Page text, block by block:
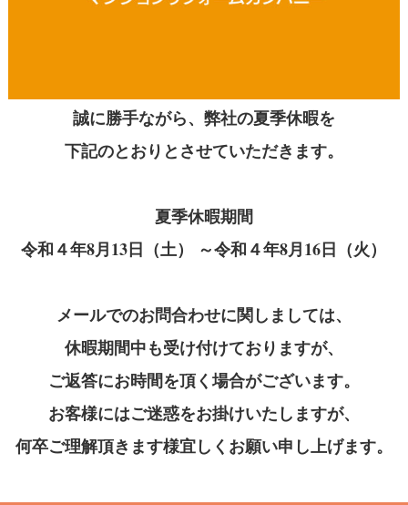
誠に勝手ながら、弊社の夏季休暇を
下記のとおりとさせていただきます。
夏季休暇期間
令和４年8月13日（土） ～令和４年8月16日（火）
メールでのお問合わせに関しましては、
休暇期間中も受け付けておりますが、
ご返答にお時間を頂く場合がございます。
お客様にはご迷惑をお掛けいたしますが、
何卒ご理解頂きます様宜しくお願い申し上げます。